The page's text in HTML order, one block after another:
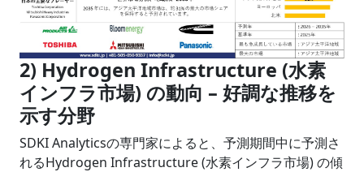
2) Hydrogen Infrastructure (水素
インフラ市場) の動向 – 好調な推移を
示す分野
SDKI Analyticsの専門家によると、予測期間中に予測さ
れるHydrogen Infrastructure (水素インフラ市場) の傾